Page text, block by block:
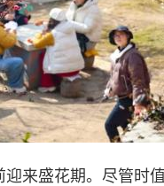
盛花期。尽管时